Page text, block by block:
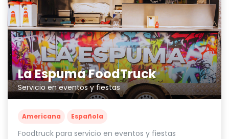
La Espuma FoodTruck
Servicio en eventos y fiestas
Americana Española
Foodtruck para servicio en eventos y fiestas